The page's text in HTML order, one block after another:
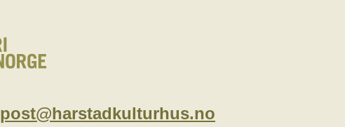
post@harstadkulturhus.no